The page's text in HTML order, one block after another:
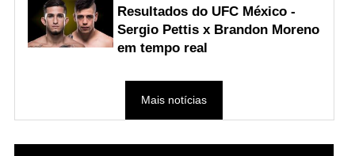
Resultados do UFC México -
Sergio Pettis x Brandon Moreno
em tempo real
Mais notícias